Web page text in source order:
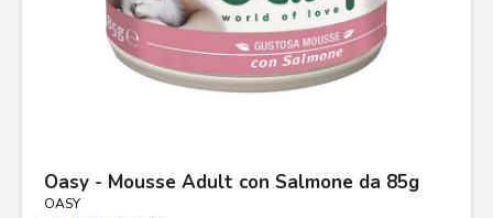
Oasy - Mousse Adult con Salmone da 85g
OASY